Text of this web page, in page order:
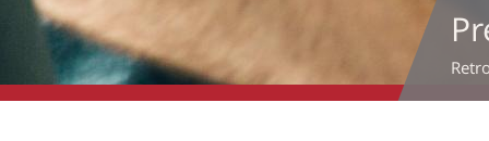
Précédent
Suivant